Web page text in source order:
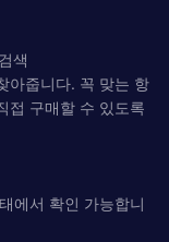
색
아줍니다. 꼭 맞는 항
접 구매할 수 있도록
에서 확인 가능합니